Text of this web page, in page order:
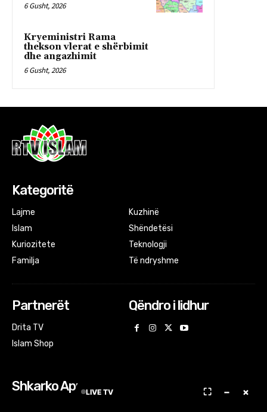
6 Gusht, 2026
Kryeministri Rama
thekson vlerat e shërbimit
dhe angazhimit
6 Gusht, 2026
Kategoritë
Lajme
Islam
Kuriozitete
Familja
Kuzhinë
Shëndetësi
Teknologji
Të ndryshme
Partnerët
Drita TV
Islam Shop
Qëndro i lidhur
Shkarko AppsLIVE TV ⛶ − ×